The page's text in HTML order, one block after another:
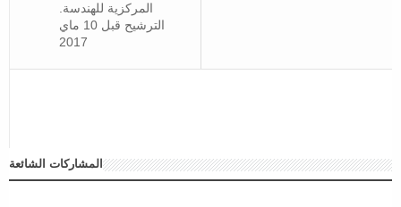
المركزية للهندسة.
الترشيح قبل 10 ماي
2017
المشاركات الشائعة